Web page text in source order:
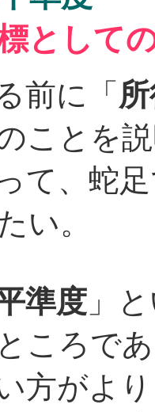
として
前に「
ことを
て、蛇
い。
準度 」
ころで
方がよ